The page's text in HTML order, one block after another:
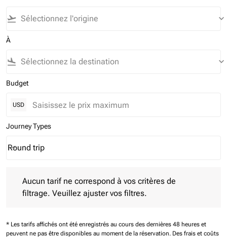
flight_takeoff keyboard_arrow_down
À
flight_land keyboard_arrow_down
Budget
USD
Journey Types
Journey Types option Round trip Selected
Round trip
keyboard_arrow_down
Aucun tarif ne correspond à vos critères de
filtrage. Veuillez ajuster vos filtres.
* Les tarifs affichés ont été enregistrés au cours des dernières 48 heures et
peuvent ne pas être disponibles au moment de la réservation. Des frais et coûts